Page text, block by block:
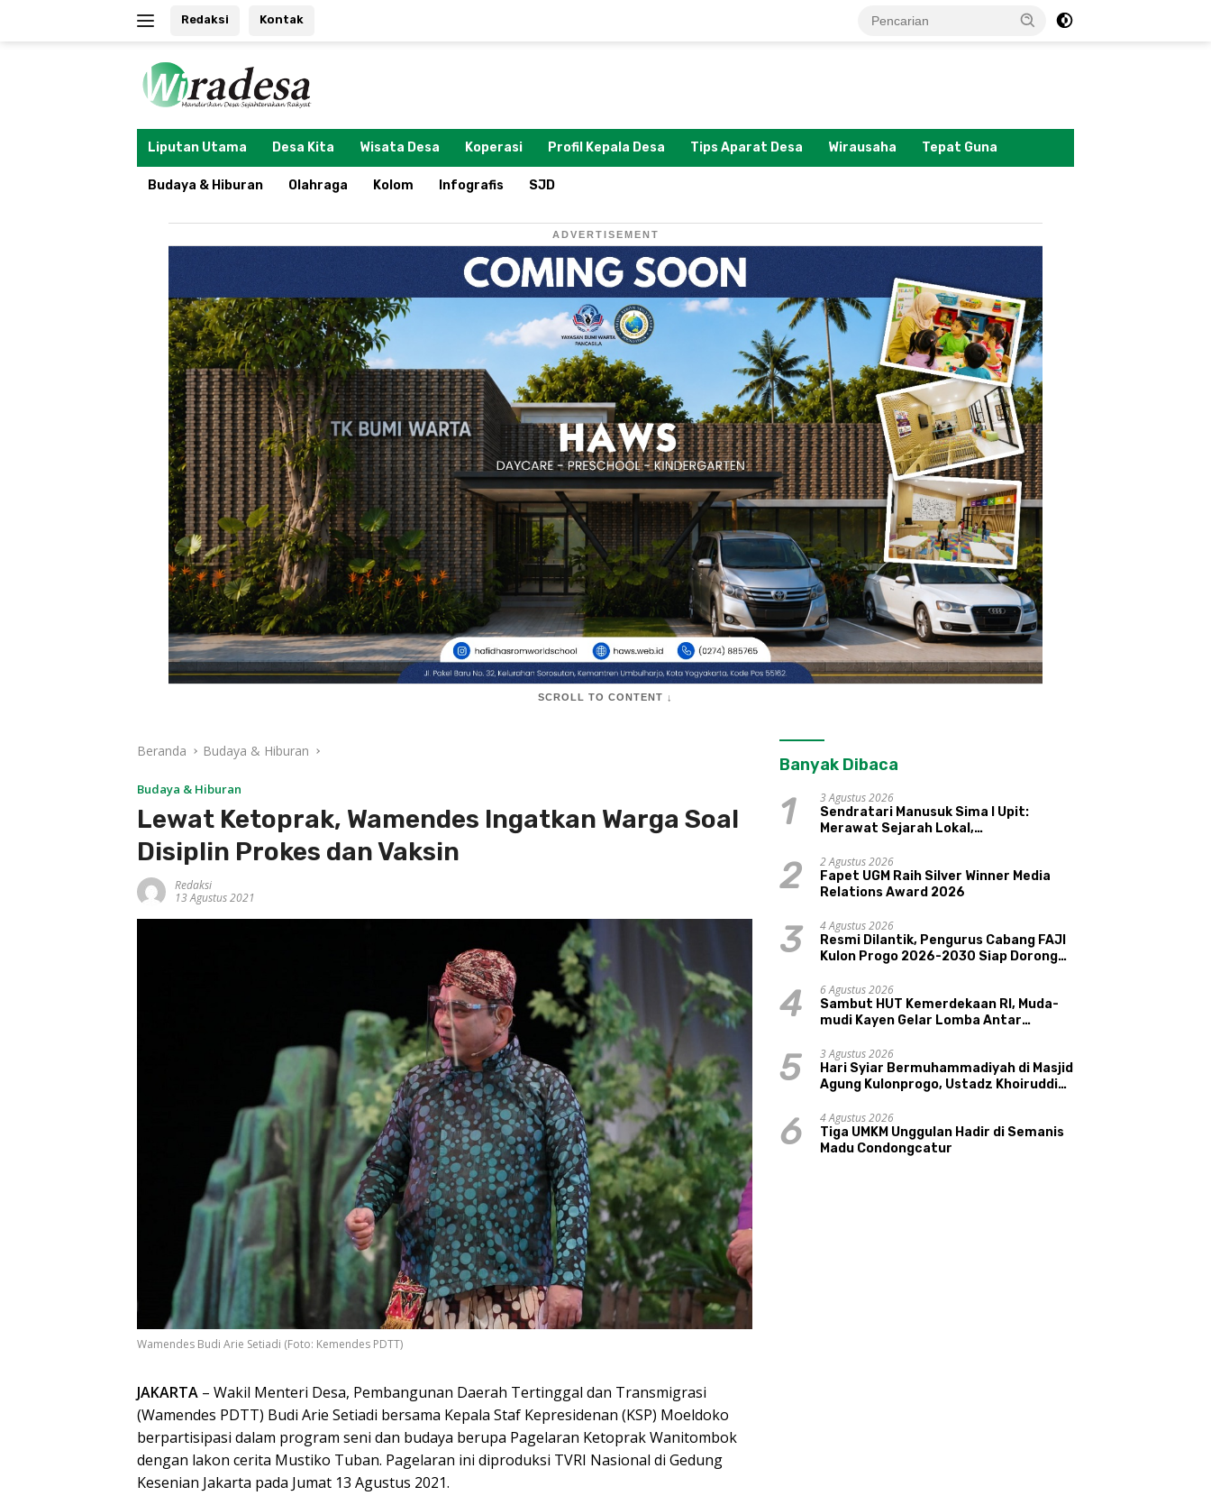
Redaksi Kontak
Liputan Utama Desa Kita Wisata Desa Koperasi Profil Kepala Desa Tips Aparat Desa Wirausaha Tepat Guna
Budaya & Hiburan Olahraga Kolom Infografis SJD
ADVERTISEMENT
SCROLL TO CONTENT ↓
Beranda Budaya & Hiburan
Budaya & Hiburan
Lewat Ketoprak, Wamendes Ingatkan Warga Soal
Disiplin Prokes dan Vaksin
Redaksi
13 Agustus 2021
Wamendes Budi Arie Setiadi (Foto: Kemendes PDTT)
JAKARTA – Wakil Menteri Desa, Pembangunan Daerah Tertinggal dan Transmigrasi
(Wamendes PDTT) Budi Arie Setiadi bersama Kepala Staf Kepresidenan (KSP) Moeldoko
berpartisipasi dalam program seni dan budaya berupa Pagelaran Ketoprak Wanitombok
dengan lakon cerita Mustiko Tuban. Pagelaran ini diproduksi TVRI Nasional di Gedung
Kesenian Jakarta pada Jumat 13 Agustus 2021.
Banyak Dibaca
1
3 Agustus 2026
Sendratari Manusuk Sima I Upit:
Merawat Sejarah Lokal,
Pariwisata, dan Ekologi Klaten
2
2 Agustus 2026
Fapet UGM Raih Silver Winner Media
Relations Award 2026
3
4 Agustus 2026
Resmi Dilantik, Pengurus Cabang FAJI
Kulon Progo 2026-2030 Siap Dorong
Sungai Progo
4
6 Agustus 2026
Sambut HUT Kemerdekaan RI, Muda-
mudi Kayen Gelar Lomba Antar
5
3 Agustus 2026
Hari Syiar Bermuhammadiyah di Masjid
Agung Kulonprogo, Ustadz Khoiruddin
Sakinah Adalah Agama
6
4 Agustus 2026
Tiga UMKM Unggulan Hadir di Semanis
Madu Condongcatur